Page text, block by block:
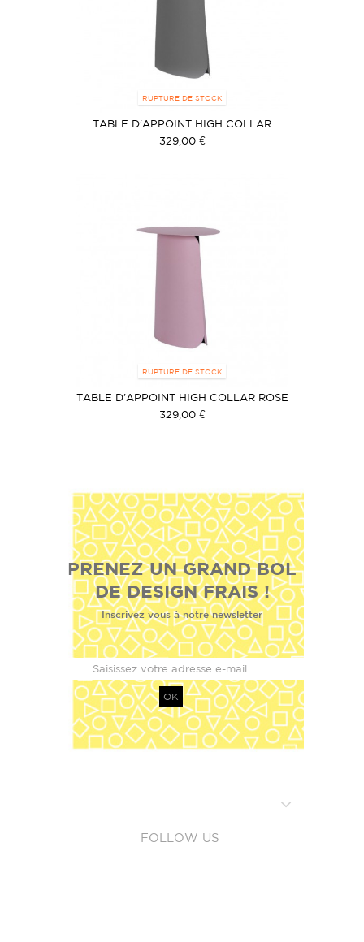
RUPTURE DE STOCK
TABLE D'APPOINT HIGH COLLAR
GRISE
329,00 €
RUPTURE DE STOCK
TABLE D'APPOINT HIGH COLLAR ROSE
329,00 €
PRENEZ UN GRAND BOL
DE DESIGN FRAIS !
Inscrivez vous à notre newsletter
OK
FOLLOW US